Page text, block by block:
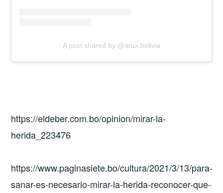
A post shared by @arux.bolivia
https://eldeber.com.bo/opinion/mirar-la-
herida_223476
https://www.paginasiete.bo/cultura/2021/3/13/para-
sanar-es-necesario-mirar-la-herida-reconocer-que-